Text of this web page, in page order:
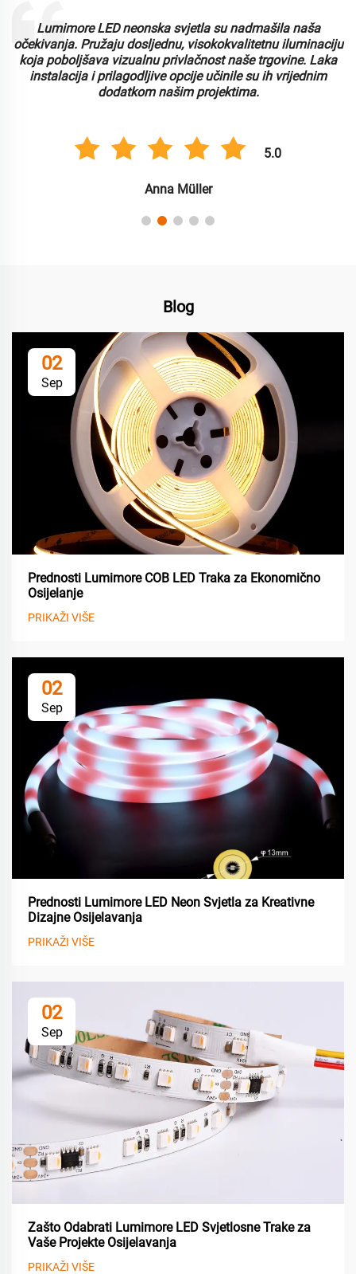
Lumimore LED neonska svjetla su nadmašila naša
očekivanja. Pružaju dosljednu, visokokvalitetnu iluminaciju
koja poboljšava vizualnu privlačnost naše trgovine. Laka
instalacija i prilagodljive opcije učinile su ih vrijednim
dodatkom našim projektima.
5.0
Anna Müller
Blog
02
Sep
Prednosti Lumimore COB LED Traka za Ekonomično
Osijelanje
PRIKAŽI VIŠE
02
Sep
Prednosti Lumimore LED Neon Svjetla za Kreativne
Dizajne Osijelavanja
PRIKAŽI VIŠE
02
Sep
Zašto Odabrati Lumimore LED Svjetlosne Trake za
Vaše Projekte Osijelavanja
PRIKAŽI VIŠE